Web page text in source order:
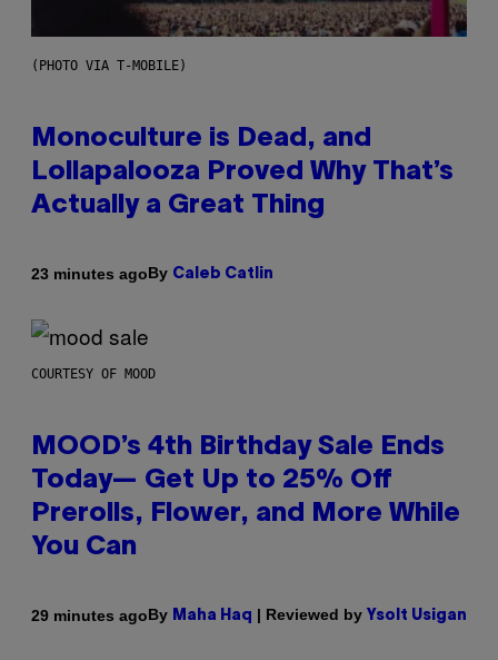
(PHOTO VIA T-MOBILE)
Monoculture is Dead, and
Lollapalooza Proved Why That’s
Actually a Great Thing
23 minutes agoBy Caleb Catlin
COURTESY OF MOOD
MOOD’s 4th Birthday Sale Ends
Today— Get Up to 25% Off
Prerolls, Flower, and More While
You Can
29 minutes agoBy Maha Haq | Reviewed by Ysolt Usigan